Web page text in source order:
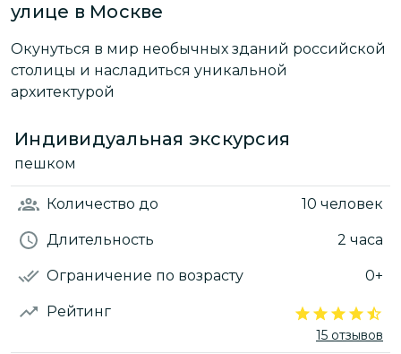
улице в Москве
Окунуться в мир необычных зданий российской
столицы и насладиться уникальной
архитектурой
Индивидуальная экскурсия
пешком
Количество до 10 человек
Длительность 2 часа
Ограничение по возрасту 0+
Рейтинг
15 отзывов